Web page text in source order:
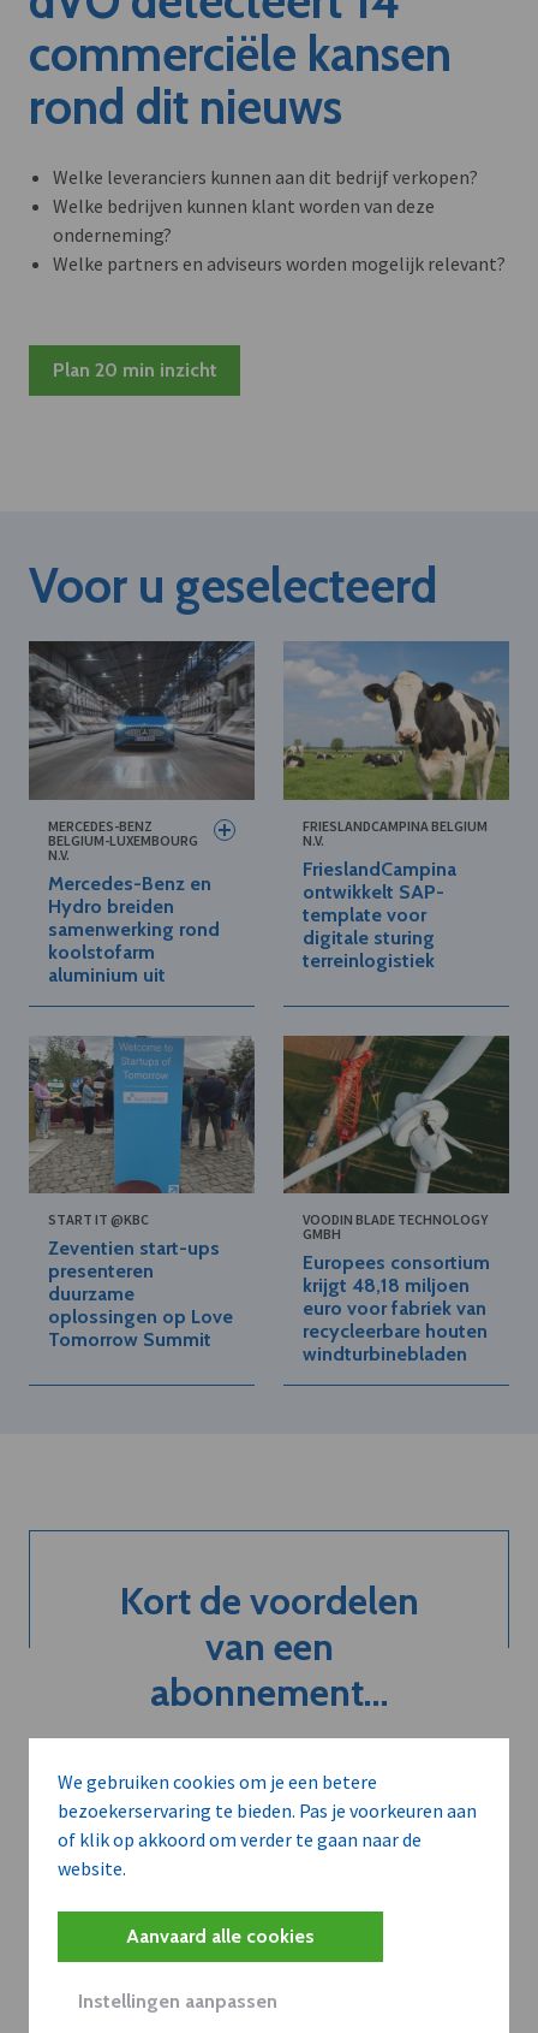
We gebruiken cookies om je een betere
bezoekerservaring te bieden. Pas je voorkeuren aan
of klik op akkoord om verder te gaan naar de
website.
Aanvaard alle cookies
Instellingen aanpassen
commerciële kansen
rond dit nieuws
Welke leveranciers kunnen aan dit bedrijf verkopen?
Welke bedrijven kunnen klant worden van deze
onderneming?
Welke partners en adviseurs worden mogelijk relevant?
Plan 20 min inzicht
Voor u geselecteerd
MERCEDES-BENZ
BELGIUM-LUXEMBOURG
N.V.
Mercedes-Benz en
Hydro breiden
samenwerking rond
koolstofarm
aluminium uit
FRIESLANDCAMPINA BELGIUM
N.V.
FrieslandCampina
ontwikkelt SAP-
template voor
digitale sturing
terreinlogistiek
START IT @KBC
Zeventien start-ups
presenteren
duurzame
oplossingen op Love
Tomorrow Summit
VOODIN BLADE TECHNOLOGY
GMBH
Europees consortium
krijgt 48,18 miljoen
euro voor fabriek van
recycleerbare houten
windturbinebladen
Kort de voordelen
van een
abonnement...
Neem dVO Leads
Belangrijk nieuws te
delen?